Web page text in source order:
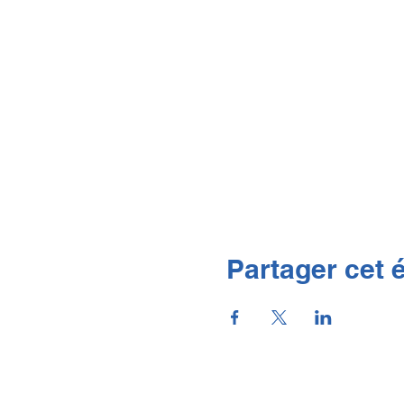
Partager cet